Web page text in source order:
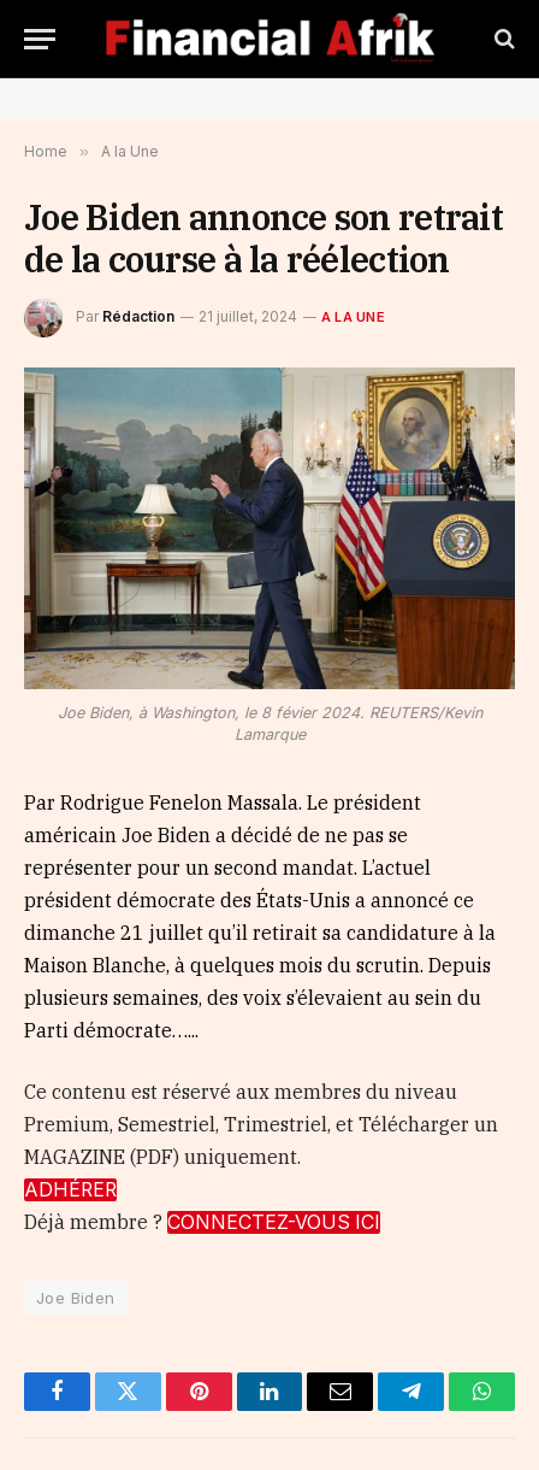
Home » A la Une
Joe Biden annonce son retrait
de la course à la réélection
Par Rédaction 21 juillet, 2024 A LA UNE
Joe Biden, à Washington, le 8 févier 2024. REUTERS/Kevin
Lamarque
Par Rodrigue Fenelon Massala. Le président
américain Joe Biden a décidé de ne pas se
représenter pour un second mandat. L’actuel
président démocrate des États-Unis a annoncé ce
dimanche 21 juillet qu’il retirait sa candidature à la
Maison Blanche, à quelques mois du scrutin. Depuis
plusieurs semaines, des voix s’élevaient au sein du
Parti démocrate…...
Ce contenu est réservé aux membres du niveau
Premium, Semestriel, Trimestriel, et Télécharger un
MAGAZINE (PDF) uniquement.
ADHÉRER
Déjà membre ? CONNECTEZ-VOUS ICI
Joe Biden
FacebookTwitter PinterestLinkedInEmail Telegram